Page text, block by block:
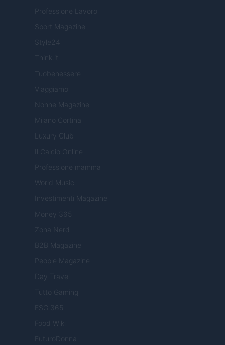
Professione Lavoro
Sport Magazine
Style24
Think.it
Tuobenessere
Viaggiamo
Nonne Magazine
Milano Cortina
Luxury Club
Il Calcio Online
Professione mamma
World Music
Investimenti Magazine
Money 365
Zona Nerd
B2B Magazine
People Magazine
Day Travel
Tutto Gaming
ESG 365
Food Wiki
FuturoDonna